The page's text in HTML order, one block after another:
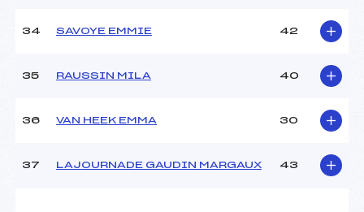
34 SAVOYE EMMIE 42
35 RAUSSIN MILA 40
36 VAN HEEK EMMA 30
37 LAJOURNADE GAUDIN MARGAUX 43